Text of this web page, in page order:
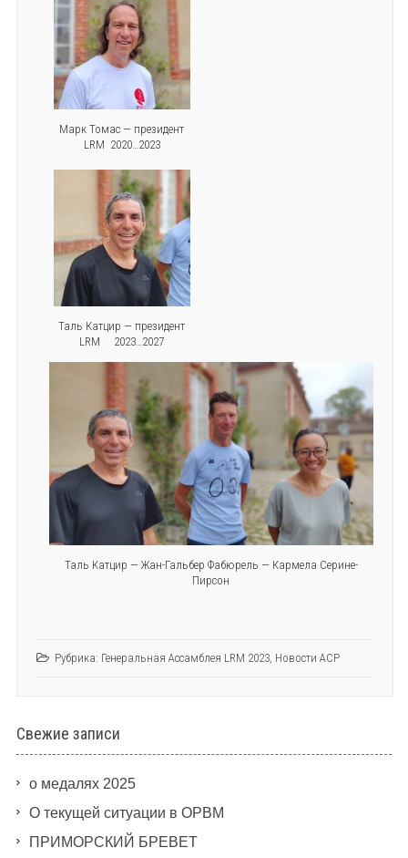
Марк Томас — президент
LRM 2020…2023
Таль Катцир — президент
LRM 2023…2027
Таль Катцир — Жан-Гальбер Фабюрель — Кармела Серине-
Пирсон
Рубрика: Генеральная Ассамблея LRM 2023, Новости АСР
Свежие записи
о медалях 2025
О текущей ситуации в ОРВМ
ПРИМОРСКИЙ БРЕВЕТ